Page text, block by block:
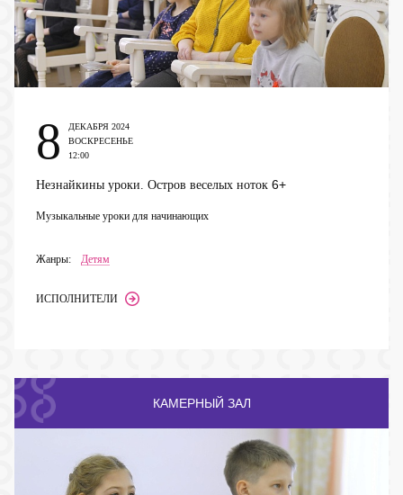
8
ДЕКАБРЯ 2024
ВОСКРЕСЕНЬЕ
12:00
Незнайкины уроки. Остров веселых ноток 6+
Музыкальные уроки для начинающих
Жанры: Детям
ИСПОЛНИТЕЛИ
КАМЕРНЫЙ ЗАЛ